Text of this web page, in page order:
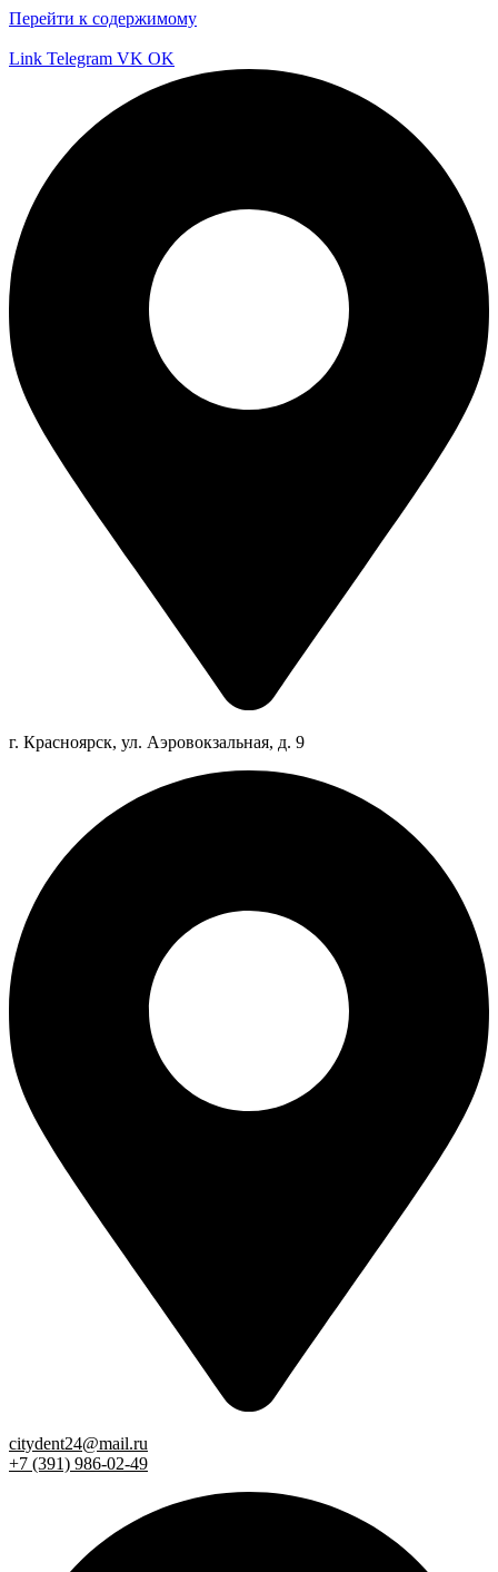
Перейти к содержимому
Link Telegram VK OK
г. Красноярск, ул. Аэровокзальная, д. 9
citydent24@mail.ru
+7 (391) 986-02-49